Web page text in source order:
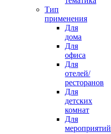
Тип
применения
Для
дома
Для
офиса
Для
отелей/
ресторанов
Для
детских
комнат
Для
мероприятий